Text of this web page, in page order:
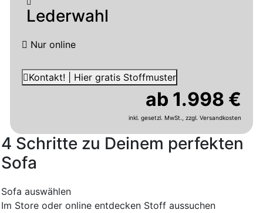
Lederwahl
Nur online
Kontakt! | Hier gratis Stoffmuster
ab 1.998 €
inkl. gesetzl. MwSt., zzgl. Versandkosten
4 Schritte zu Deinem perfekten
Sofa
Sofa auswählen
Im Store oder online entdecken Stoff aussuchen